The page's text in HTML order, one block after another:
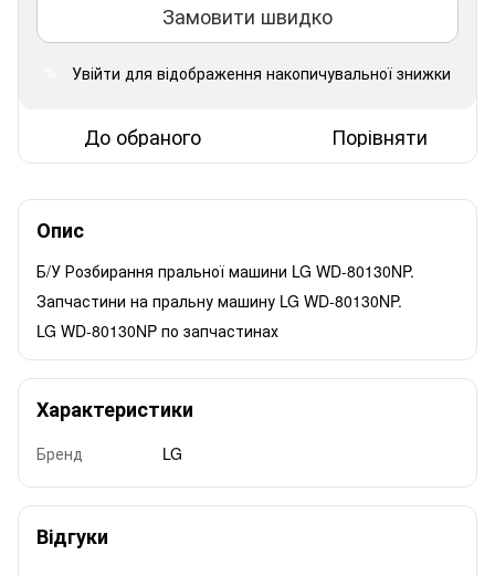
Замовити швидко
Увійти для відображення накопичувальної знижки
До обраного Порівняти
Опис
Б/У Розбирання пральної машини LG WD-80130NP.
Запчастини на пральну машину LG WD-80130NP.
LG WD-80130NP по запчастинах
Характеристики
Бренд LG
Відгуки